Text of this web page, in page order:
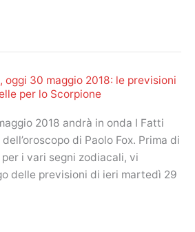
oggi 30 maggio 2018: le previsioni
per lo Scorpione
2018 andrà in onda I Fatti
di Paolo Fox. Prima di
i vari segni zodiacali, vi
delle previsioni di ieri martedì 29